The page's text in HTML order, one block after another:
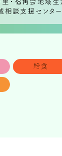
相談支援セン
給食